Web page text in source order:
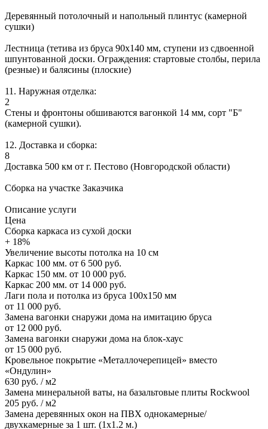
Деревянный потолочный и напольный плинтус (камерной
сушки)
Лестница (тетива из бруса 90х140 мм, ступени из сдвоенной
шпунтованной доски. Ограждения: стартовые столбы, перила
(резные) и балясины (плоские)
11. Наружная отделка:
2
Стены и фронтоны обшиваются вагонкой 14 мм, сорт "Б"
(камерной сушки).
12. Доставка и сборка:
8
Доставка 500 км от г. Пестово (Новгородской области)
Сборка на участке Заказчика
Описание услуги
Цена
Сборка каркаса из сухой доски
+ 18%
Увеличение высоты потолка на 10 см
Каркас 100 мм. от 6 500 руб.
Каркас 150 мм. от 10 000 руб.
Каркас 200 мм. от 14 000 руб.
Лаги пола и потолка из бруса 100х150 мм
от 11 000 руб.
Замена вагонки снаружи дома на имитацию бруса
от 12 000 руб.
Замена вагонки снаружи дома на блок-хаус
от 15 000 руб.
Кровельное покрытие «Металлочерепицей» вместо
«Ондулин»
630 руб. / м2
Замена минеральной ваты, на базальтовые плиты Rockwool
205 руб. / м2
Замена деревянных окон на ПВХ однокамерные/
двухкамерные за 1 шт. (1х1.2 м.)